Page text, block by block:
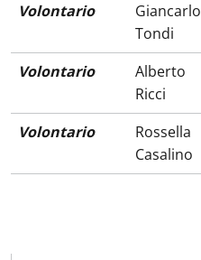
Volontario
Giancarlo
Tondi
Volontario
Alberto
Ricci
Volontario
Rossella
Casalino